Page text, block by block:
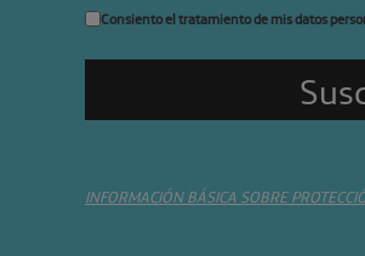
Consiento el tratamiento de mis datos
INFORMACIÓN BÁSICA SOBRE